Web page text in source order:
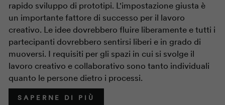
rapido sviluppo di prototipi. L'impostazione giusta è
un importante fattore di successo per il lavoro
creativo. Le idee dovrebbero fluire liberamente e tutti i
partecipanti dovrebbero sentirsi liberi e in grado di
muoversi. I requisiti per gli spazi in cui si svolge il
lavoro creativo e collaborativo sono tanto individuali
quanto le persone dietro i processi.
SAPERNE DI PIÙ